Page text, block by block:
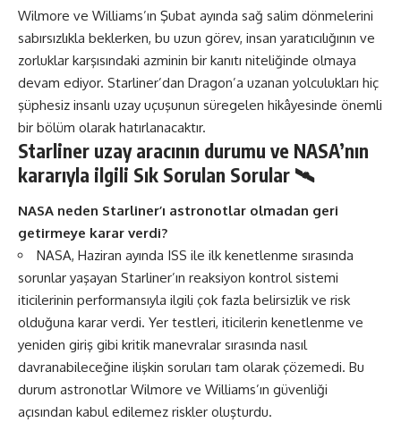
Wilmore ve Williams’ın Şubat ayında sağ salim dönmelerini
sabırsızlıkla beklerken, bu uzun görev, insan yaratıcılığının ve
zorluklar karşısındaki azminin bir kanıtı niteliğinde olmaya
devam ediyor. Starliner’dan Dragon’a uzanan yolculukları hiç
şüphesiz insanlı uzay uçuşunun süregelen hikâyesinde önemli
bir bölüm olarak hatırlanacaktır.
Starliner uzay aracının durumu ve NASA’nın
kararıyla ilgili Sık Sorulan Sorular 🛰
NASA neden Starliner’ı astronotlar olmadan geri
getirmeye karar verdi?
NASA, Haziran ayında ISS ile ilk kenetlenme sırasında
sorunlar yaşayan Starliner’ın reaksiyon kontrol sistemi
iticilerinin performansıyla ilgili çok fazla belirsizlik ve risk
olduğuna karar verdi. Yer testleri, iticilerin kenetlenme ve
yeniden giriş gibi kritik manevralar sırasında nasıl
davranabileceğine ilişkin soruları tam olarak çözemedi. Bu
durum astronotlar Wilmore ve Williams’ın güvenliği
açısından kabul edilemez riskler oluşturdu.